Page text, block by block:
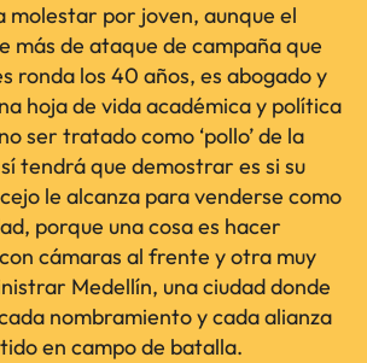
molestar por joven, aunque el
más de ataque de campaña que
ronda los 40 años, es abogado y
hoja de vida académica y política
ser tratado como ‘pollo’ de la
tendrá que demostrar es si su
le alcanza para venderse como
porque una cosa es hacer
cámaras al frente y otra muy
Medellín, una ciudad donde
nombramiento y cada alianza
en campo de batalla.